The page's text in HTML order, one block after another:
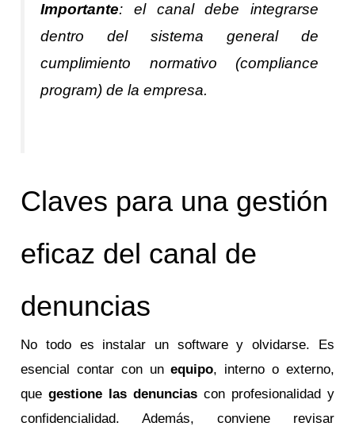
Importante: el canal debe integrarse
dentro del sistema general de
cumplimiento normativo (compliance
program) de la empresa.
Claves para una gestión
eficaz del canal de
denuncias
No todo es instalar un software y olvidarse. Es
esencial contar con unequipo, interno o externo,
quegestione las denuncias con profesionalidad y
confidencialidad. Además, conviene revisar